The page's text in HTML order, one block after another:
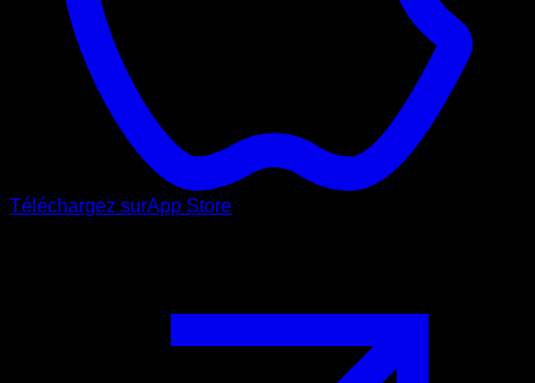
Téléchargez surApp Store